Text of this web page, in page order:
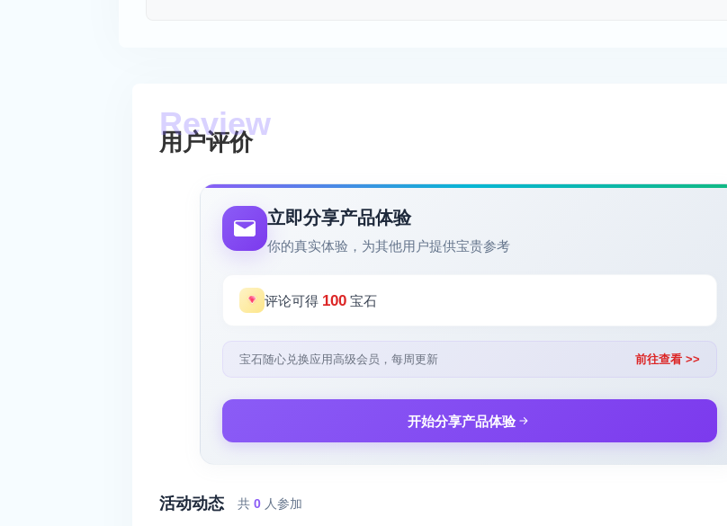
用户评价
立即分享产品体验
你的真实体验，为其他用户提供宝贵参考
评论可得 100 宝石
宝石随心兑换应用高级会员，每周更新 前往查看 >>
开始分享产品体验
活动动态 共 0 人参加